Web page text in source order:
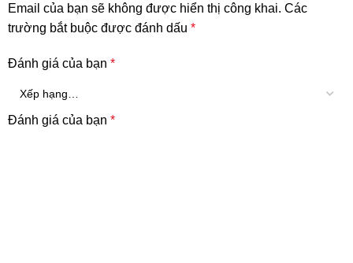
Email của bạn sẽ không được hiển thị công khai. Các
trường bắt buộc được đánh dấu*
Đánh giá của bạn*
Đánh giá của bạn*